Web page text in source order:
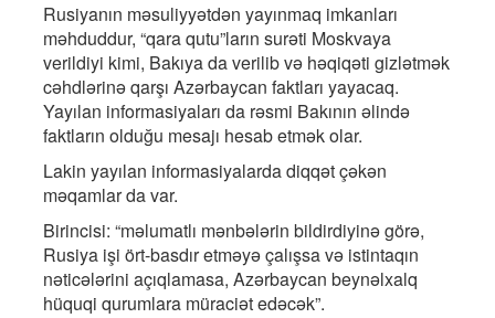
Rusiyanın məsuliyyətdən yayınmaq imkanları
məhduddur, “qara qutu”ların surəti Moskvaya
verildiyi kimi, Bakıya da verilib və həqiqəti gizlətmək
cəhdlərinə qarşı Azərbaycan faktları yayacaq.
Yayılan informasiyaları da rəsmi Bakının əlində
faktların olduğu mesajı hesab etmək olar.
Lakin yayılan informasiyalarda diqqət çəkən
məqamlar da var.
Birincisi: “məlumatlı mənbələrin bildirdiyinə görə,
Rusiya işi ört-basdır etməyə çalışsa və istintaqın
nəticələrini açıqlamasa, Azərbaycan beynəlxalq
hüquqi qurumlara müraciət edəcək”.